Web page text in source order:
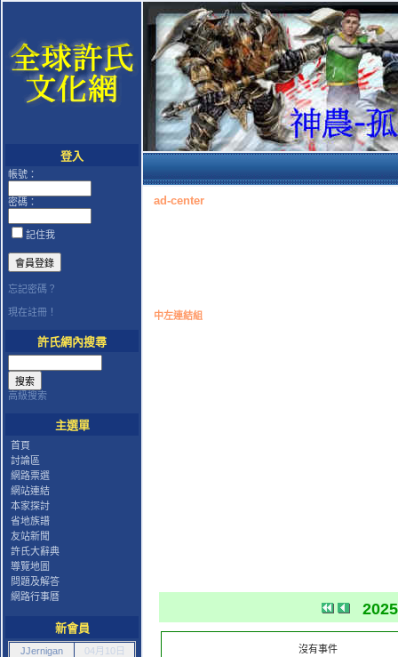
登入
帳號：
密碼：
記住我
忘記密碼？
現在註冊！
許氏網內搜尋
高級搜索
主選單
首頁
討論區
網路票選
網站連結
本家探討
省地族譜
友站新聞
許氏大辭典
導覽地圖
問題及解答
網路行事曆
新會員
JJernigan
04月10日
ad-center
中左連結組
沒有事件